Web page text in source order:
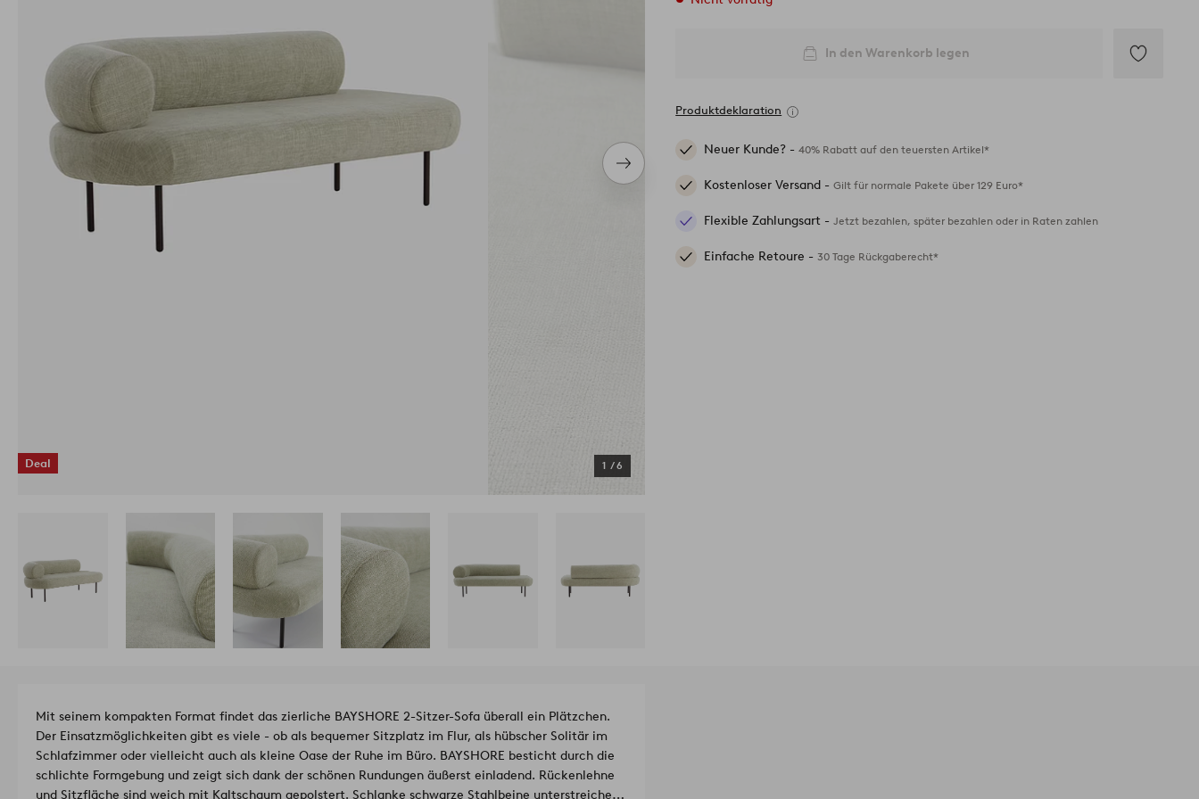
Nächstes
Produkt
Deal 1 /6
In den Warenkorb legen
Produktdeklaration
Neuer Kunde? -40% Rabatt auf den teuersten Artikel*
Kostenloser Versand -Gilt für normale Pakete über 129 Euro*
Flexible Zahlungsart -Jetzt bezahlen, später bezahlen oder in Raten zahlen
Einfache Retoure -30 Tage Rückgaberecht*
Mit seinem kompakten Format findet das zierliche BAYSHORE 2-Sitzer-Sofa überall ein Plätzchen.
Der Einsatzmöglichkeiten gibt es viele - ob als bequemer Sitzplatz im Flur, als hübscher Solitär im
Schlafzimmer oder vielleicht auch als kleine Oase der Ruhe im Büro. BAYSHORE besticht durch die
schlichte Formgebung und zeigt sich dank der schönen Rundungen äußerst einladend. Rückenlehne
und Sitzfläche sind weich mit Kaltschaum gepolstert. Schlanke schwarze Stahlbeine unterstreichen